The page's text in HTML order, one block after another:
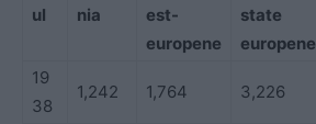
ul
nia
est-
europene
state
europene
19
38
1,242 1,764 3,226